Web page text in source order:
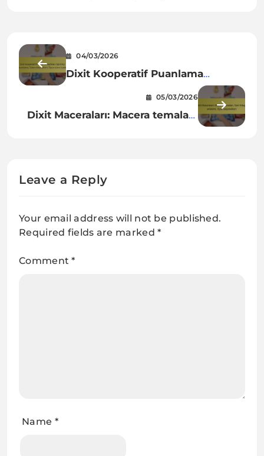
04/03/2026
Dixit Kooperatif Puanlama
Sayfaları: İşbirlikçi puanlama,
Takım dinamikleri, Oyun süreci
takibi
05/03/2026
Dixit Maceraları: Macera temaları,
Leave a Reply
Your email address will not be published.
Required fields are marked*
Comment*
Name *